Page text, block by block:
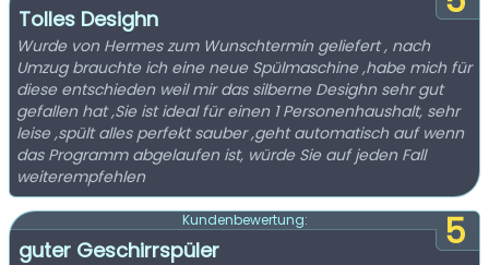
Tolles Desighn
Wurde von Hermes zum Wunschtermin geliefert , nach
Umzug brauchte ich eine neue Spülmaschine ,habe mich für
diese entschieden weil mir das silberne Desighn sehr gut
gefallen hat ,Sie ist ideal für einen 1 Personenhaushalt, sehr
leise ,spült alles perfekt sauber ,geht automatisch auf wenn
das Programm abgelaufen ist, würde Sie auf jeden Fall
weiterempfehlen
5
Kundenbewertung:
guter Geschirrspüler